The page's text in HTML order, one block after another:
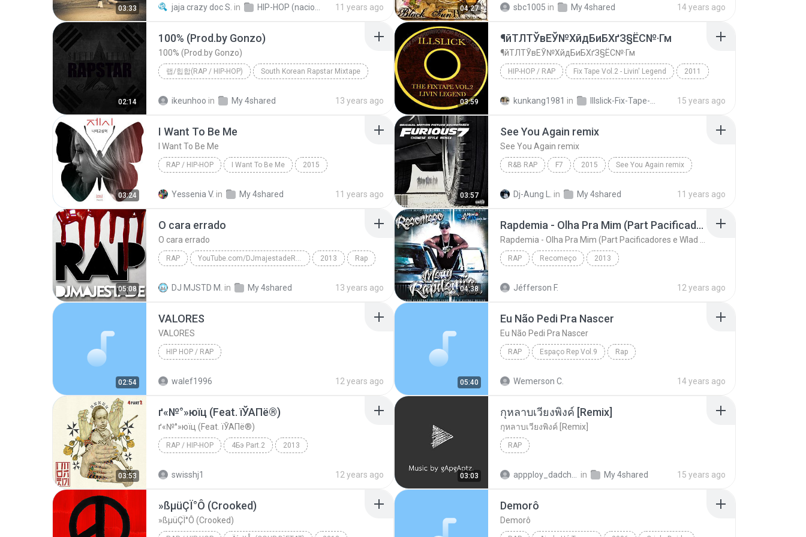
03:33 jaja crazy doc S. in 11 years ago 04:27 sbc1005 in My 4shared 14 years ago
02:14
100% (Prod.by Gonzo)
100% (Prod.by Gonzo)
랩/힙합(RAP / HIP-HOP) South Korean Rapstar Mixtape
ikeunhoo in My 4shared 13 years ago 03:59
¶йТЛТЎвЕЎ№ХйдБиБХґЗ§ЁС№·Гм
¶йТЛТЎвЕЎ№ХйдБиБХґЗ§ЁС№·Гм
HIP-HOP / RAP Fix Tape Vol.2 - Livin' Legend 2011
kunkang1981 in 15 years ago
03:24
I Want To Be Me
I Want To Be Me
RAP / HIP-HOP I Want To Be Me 2015
Yessenia V. in My 4shared 11 years ago 03:57
See You Again remix
See You Again remix
R&B RAP F7 2015 See You Again remix
Dj-Aung L. in My 4shared 11 years ago
05:08
O cara errado
O cara errado
RAP YouTube.com/DJmajestadeRAP 2013 Rap
DJ MJSTD M. in My 4shared 13 years ago 04:38
Rapdemia - Olha Pra Mim (Part Pacificadores e Wlad Borges)
RAP Recomeço 2013
Jéfferson F. 12 years ago
02:54
VALORES
VALORES
HIP HOP / RAP
walef1996 12 years ago 05:40
Eu Não Pedi Pra Nascer
Eu Não Pedi Pra Nascer
RAP Espaço Rep Vol.9 Rap
Wemerson C. 14 years ago
03:53
ґ«№°»юїц (Feat. їЎАПё®)
ґ«№°»юїц (Feat. їЎАПё®)
RAP / HIP-HOP 4Бэ Part.2 2013
swisshj1 12 years ago 03:03
กุหลาบเวียงพิงค์ [Remix]
กุหลาบเวียงพิงค์ [Remix]
RAP
in My 4shared 15 years ago
»ßµüÇÏ°Ô (Crooked)
»ßµüÇÏ°Ô (Crooked)
Demorô
Demorô